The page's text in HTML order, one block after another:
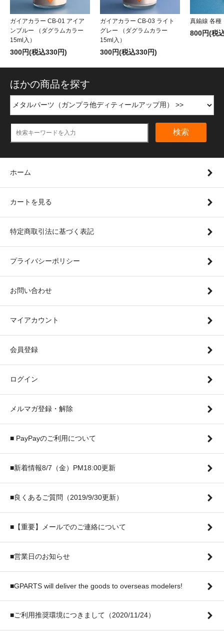
ガイアカラー CB-01 アイア
ンブルー （ダグラムカラー
15ml入）
300円(税込330円)
ガイアカラー CB-03 ライト
グレー （ダグラムカラー
15ml入）
300円(税込330円)
真鍮線 各種
800円(税
ほかの商品を探す
検索
ホーム
カートを見る
特定商取引法に基づく表記
プライバシーポリシー
お問い合わせ
マイアカウント
会員登録
ログイン
メルマガ登録・解除
■ PayPayのご利用について
■新着情報8/7（金）PM18:00更新
■良くあるご質問（2019/9/30更新）
■【重要】メールでのご連絡について
■営業日のお知らせ
■GPARTS will deliver the goods to overseas modelers!
■ご利用推奨環境につきまして（2020/11/24）